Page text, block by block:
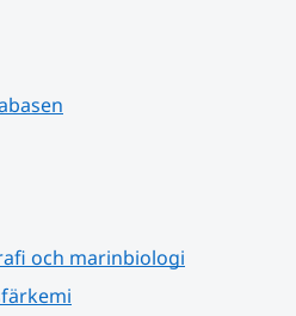
och marinbiologi